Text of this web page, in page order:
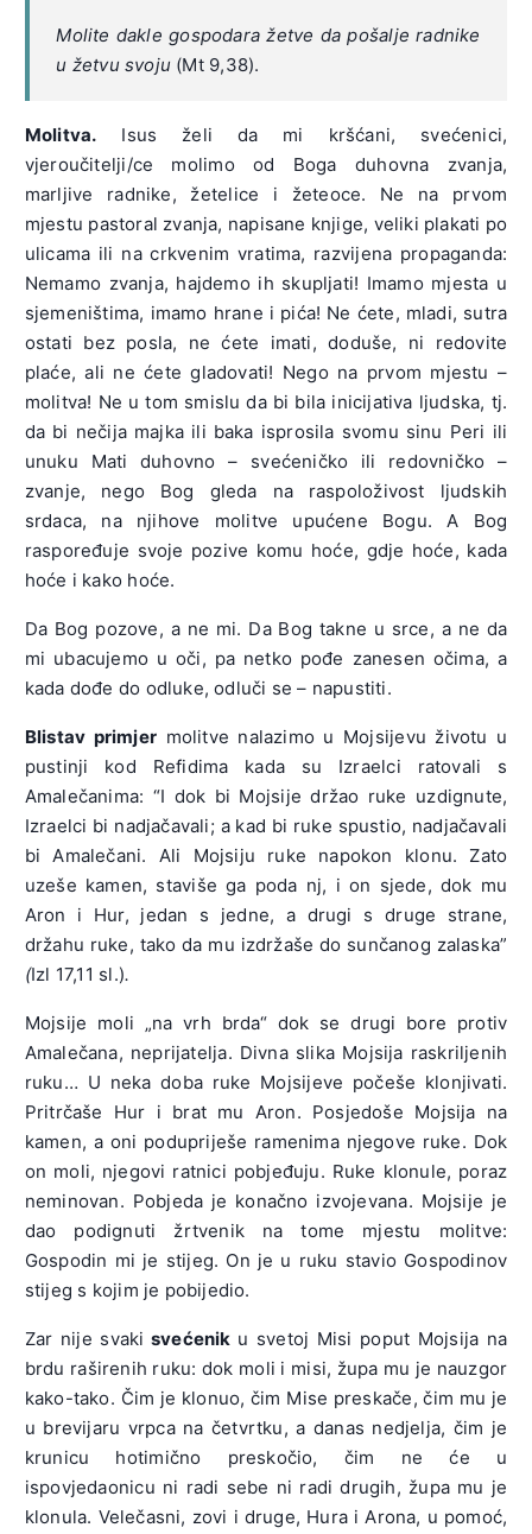
Molite dakle gospodara žetve da pošalje radnike
u žetvu svoju (Mt 9,38).
Molitva. Isus želi da mi kršćani, svećenici,
vjeroučitelji/ce molimo od Boga duhovna zvanja,
marljive radnike, žetelice i žeteoce. Ne na prvom
mjestu pastoral zvanja, napisane knjige, veliki plakati po
ulicama ili na crkvenim vratima, razvijena propaganda:
Nemamo zvanja, hajdemo ih skupljati! Imamo mjesta u
sjemeništima, imamo hrane i pića! Ne ćete, mladi, sutra
ostati bez posla, ne ćete imati, doduše, ni redovite
plaće, ali ne ćete gladovati! Nego na prvom mjestu –
molitva! Ne u tom smislu da bi bila inicijativa ljudska, tj.
da bi nečija majka ili baka isprosila svomu sinu Peri ili
unuku Mati duhovno – svećeničko ili redovničko –
zvanje, nego Bog gleda na raspoloživost ljudskih
srdaca, na njihove molitve upućene Bogu. A Bog
raspoređuje svoje pozive komu hoće, gdje hoće, kada
hoće i kako hoće.
Da Bog pozove, a ne mi. Da Bog takne u srce, a ne da
mi ubacujemo u oči, pa netko pođe zanesen očima, a
kada dođe do odluke, odluči se – napustiti.
Blistav primjer molitve nalazimo u Mojsijevu životu u
pustinji kod Refidima kada su Izraelci ratovali s
Amalečanima: “I dok bi Mojsije držao ruke uzdignute,
Izraelci bi nadjačavali; a kad bi ruke spustio, nadjačavali
bi Amalečani. Ali Mojsiju ruke napokon klonu. Zato
uzeše kamen, staviše ga poda nj, i on sjede, dok mu
Aron i Hur, jedan s jedne, a drugi s druge strane,
držahu ruke, tako da mu izdržaše do sunčanog zalaska”
(Izl 17,11 sl.).
Mojsije moli „na vrh brda“ dok se drugi bore protiv
Amalečana, neprijatelja. Divna slika Mojsija raskriljenih
ruku… U neka doba ruke Mojsijeve počeše klonjivati.
Pritrčaše Hur i brat mu Aron. Posjedoše Mojsija na
kamen, a oni podupriješe ramenima njegove ruke. Dok
on moli, njegovi ratnici pobjeđuju. Ruke klonule, poraz
neminovan. Pobjeda je konačno izvojevana. Mojsije je
dao podignuti žrtvenik na tome mjestu molitve:
Gospodin mi je stijeg. On je u ruku stavio Gospodinov
stijeg s kojim je pobijedio.
Zar nije svaki svećenik u svetoj Misi poput Mojsija na
brdu raširenih ruku: dok moli i misi, župa mu je nauzgor
kako-tako. Čim je klonuo, čim Mise preskače, čim mu je
u brevijaru vrpca na četvrtku, a danas nedjelja, čim je
krunicu hotimično preskočio, čim ne će u
ispovjedaonicu ni radi sebe ni radi drugih, župa mu je
klonula. Velečasni, zovi i druge, Hura i Arona, u pomoć,